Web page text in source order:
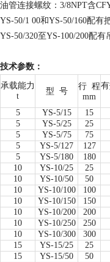
油管连接螺纹：3/8NPT含
YS-50/1 00和YS-50/160配有
YS-50/320至YS-100/200配有
技术参数：
承载能力
t
型 号
行 程
mm
5
YS-5/15 15
5
YS-5/25 25
5
YS-5/75 75
5
YS-5/127 127
5
YS-5/180 180
10
YS-10/25 25
10
YS-10/50 50
10
YS-10/100 100
10
YS-10/150 150
10
YS-10/200 200
10
YS-10/250 250
10
YS-10/300 300
15
YS-15/25 25
15
YS-15/50 50